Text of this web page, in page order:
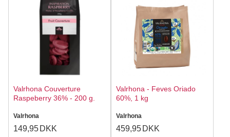
Valrhona Couverture
Raspeberry 36% - 200 g.
Valrhona
149,95 DKK
Valrhona - Feves Oriado
60%, 1 kg
Valrhona
459,95 DKK